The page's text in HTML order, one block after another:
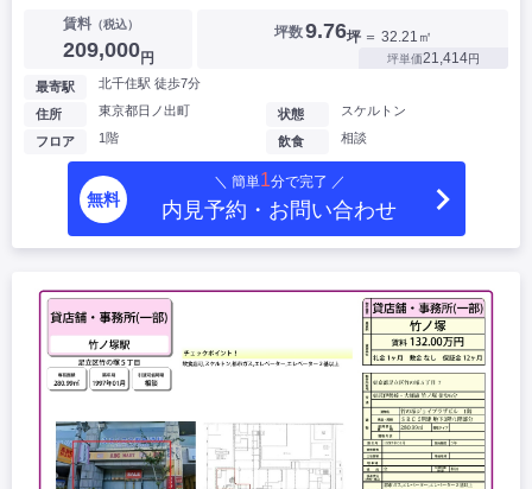
賃料（税込）
209,000円
坪数9.76坪 ＝ 32.21㎡
坪単価21,414円
最寄駅 北千住駅 徒歩7分
住所 東京都日ノ出町
フロア 1階
状態 スケルトン
飲食 相談
無料
＼ 簡単1分で完了 ／
内見予約・お問い合わせ